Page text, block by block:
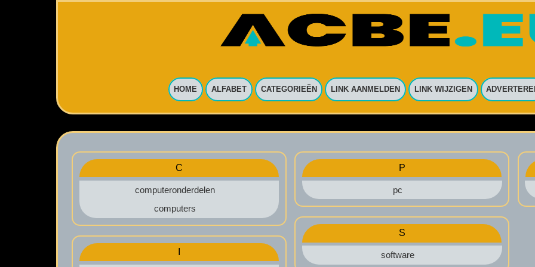
HOME ALFABET CATEGORIEËN LINK AANMELDEN LINK WIJZIGEN
C
computeronderdelen
computers
P
pc
S
software